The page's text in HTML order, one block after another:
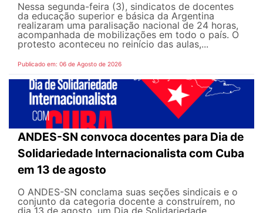
Nessa segunda-feira (3), sindicatos de docentes
da educação superior e básica da Argentina
realizaram uma paralisação nacional de 24 horas,
acompanhada de mobilizações em todo o país. O
protesto aconteceu no reinício das aulas,...
Publicado em: 06 de Agosto de 2026
ANDES-SN convoca docentes para Dia de
Solidariedade Internacionalista com Cuba
em 13 de agosto
O ANDES-SN conclama suas seções sindicais e o
conjunto da categoria docente a construírem, no